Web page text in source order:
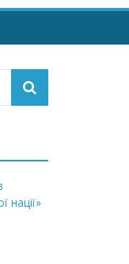
нації»